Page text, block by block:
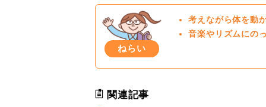
ねらい
考えながら体を動
音楽やリズムにの
関連記事